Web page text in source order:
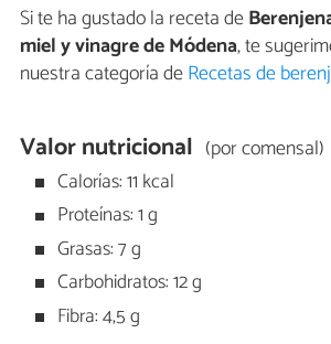
Si te ha gustado la receta de
miel y vinagre de Módena, te
nuestra categoría deRecetas de
Valor nutricional (por comensal)
Calorías: 11 kcal
Proteínas: 1 g
Grasas: 7 g
Carbohidratos: 12 g
Fibra: 4,5 g